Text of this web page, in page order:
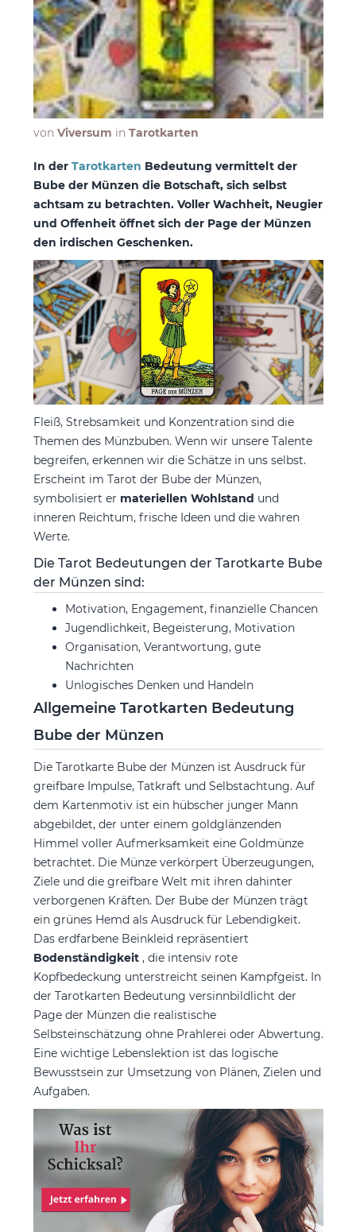
von Viversum in Tarotkarten
In der Tarotkarten Bedeutung vermittelt der
Bube der Münzen die Botschaft, sich selbst
achtsam zu betrachten. Voller Wachheit, Neugier
und Offenheit öffnet sich der Page der Münzen
den irdischen Geschenken.
Fleiß, Strebsamkeit und Konzentration sind die
Themen des Münzbuben. Wenn wir unsere Talente
begreifen, erkennen wir die Schätze in uns selbst.
Erscheint im Tarot der Bube der Münzen,
symbolisiert er materiellen Wohlstand und
inneren Reichtum, frische Ideen und die wahren
Werte.
Die Tarot Bedeutungen der Tarotkarte Bube
der Münzen sind:
Motivation, Engagement, finanzielle Chancen
Jugendlichkeit, Begeisterung, Motivation
Organisation, Verantwortung, gute
Nachrichten
Unlogisches Denken und Handeln
Allgemeine Tarotkarten Bedeutung
Bube der Münzen
Die Tarotkarte Bube der Münzen ist Ausdruck für
greifbare Impulse, Tatkraft und Selbstachtung. Auf
dem Kartenmotiv ist ein hübscher junger Mann
abgebildet, der unter einem goldglänzenden
Himmel voller Aufmerksamkeit eine Goldmünze
betrachtet. Die Münze verkörpert Überzeugungen,
Ziele und die greifbare Welt mit ihren dahinter
verborgenen Kräften. Der Bube der Münzen trägt
ein grünes Hemd als Ausdruck für Lebendigkeit.
Das erdfarbene Beinkleid repräsentiert
Bodenständigkeit , die intensiv rote
Kopfbedeckung unterstreicht seinen Kampfgeist. In
der Tarotkarten Bedeutung versinnbildlicht der
Page der Münzen die realistische
Selbsteinschätzung ohne Prahlerei oder Abwertung.
Eine wichtige Lebenslektion ist das logische
Bewusstsein zur Umsetzung von Plänen, Zielen und
Aufgaben.